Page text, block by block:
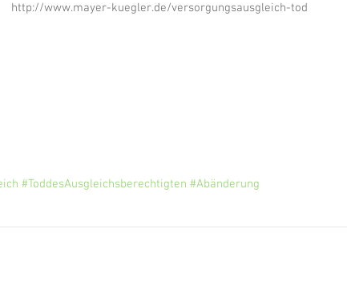
http://www.mayer-kuegler.de/versorgungsausgleich-tod
#ToddesAusgleichsberechtigten #Abänderung